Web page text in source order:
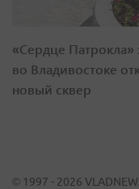
«Сердце Патрокла»
во Владивостоке
новый сквер
© 1997 - 2026